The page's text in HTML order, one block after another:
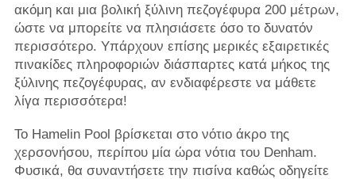
ακόμη και μια βολική ξύλινη πεζογέφυρα 200 μέτρων,
ώστε να μπορείτε να πλησιάσετε όσο το δυνατόν
περισσότερο. Υπάρχουν επίσης μερικές εξαιρετικές
πινακίδες πληροφοριών διάσπαρτες κατά μήκος της
ξύλινης πεζογέφυρας, αν ενδιαφέρεστε να μάθετε
λίγα περισσότερα!
Το Hamelin Pool βρίσκεται στο νότιο άκρο της
χερσονήσου, περίπου μία ώρα νότια του Denham.
Φυσικά, θα συναντήσετε την πισίνα καθώς οδηγείτε